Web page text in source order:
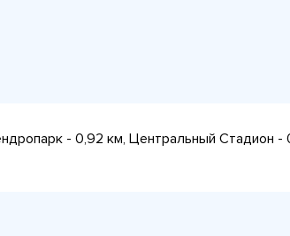
- 0,92 км, Центральный Стадион -